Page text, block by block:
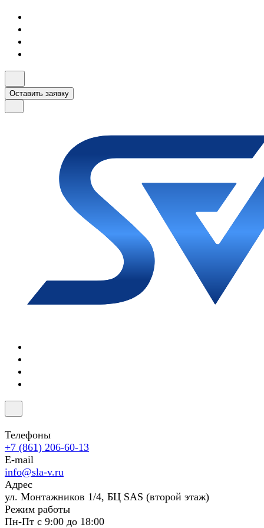
Оставить заявку
Телефоны
+7 (861) 206-60-13
E-mail
info@sla-v.ru
Адрес
ул. Монтажников 1/4, БЦ SAS (второй этаж)
Режим работы
Пн-Пт с 9:00 до 18:00